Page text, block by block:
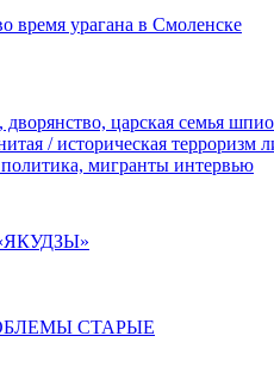
время урагана в Смоленске
царская семья
/ историческая терроризм
мигранты интервью
СТАРЫЕ